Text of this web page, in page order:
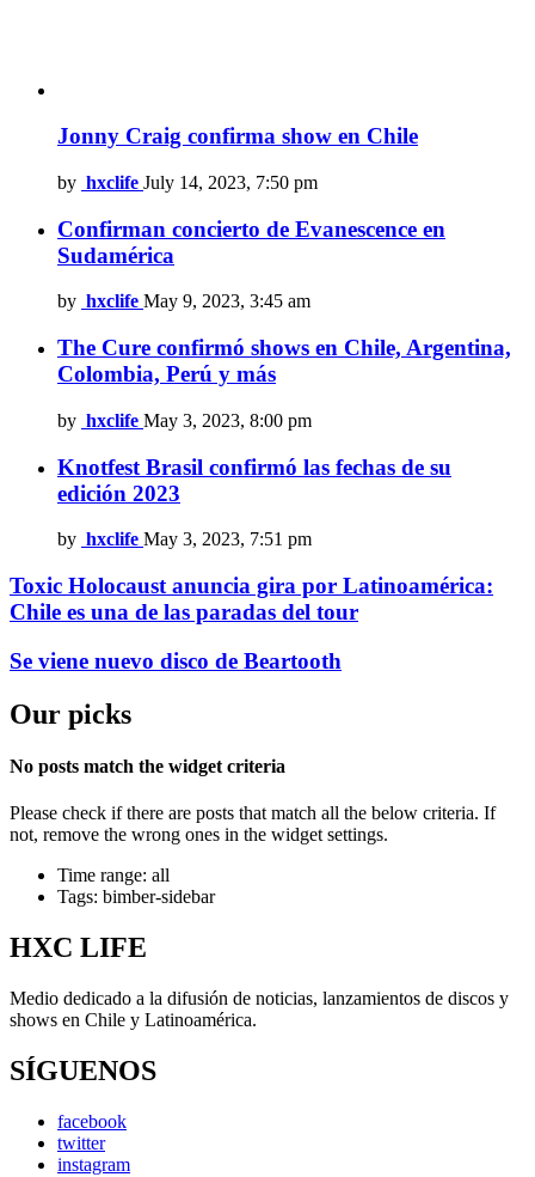
Jonny Craig confirma show en Chile
by hxclife July 14, 2023, 7:50 pm
Confirman concierto de Evanescence en
Sudamérica
by hxclife May 9, 2023, 3:45 am
The Cure confirmó shows en Chile, Argentina,
Colombia, Perú y más
by hxclife May 3, 2023, 8:00 pm
Knotfest Brasil confirmó las fechas de su
edición 2023
by hxclife May 3, 2023, 7:51 pm
Toxic Holocaust anuncia gira por Latinoamérica:
Chile es una de las paradas del tour
Se viene nuevo disco de Beartooth
Our picks
No posts match the widget criteria
Please check if there are posts that match all the below criteria. If
not, remove the wrong ones in the widget settings.
Time range: all
Tags: bimber-sidebar
HXC LIFE
Medio dedicado a la difusión de noticias, lanzamientos de discos y
shows en Chile y Latinoamérica.
SÍGUENOS
facebook
twitter
instagram